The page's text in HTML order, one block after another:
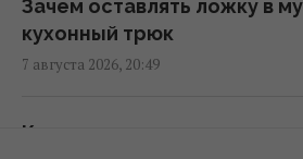
20:17 пятница, 07 августа 2026
Киев будет значительно
и возможностей ПВО никто
Зачем оставлять ложку в
кухонный трюк
7 августа 2026, 20:49
Как сказать «смеется тот,